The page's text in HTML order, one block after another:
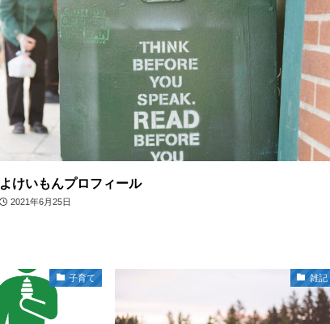
よけいもんプロフィール
2021年6月25日
子育て 雑記